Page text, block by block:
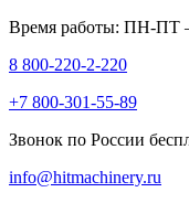
Время работы: ПН-ПТ
8 800-220-2-220
+7 800-301-55-89
Звонок по России
info@hitmachinery.ru